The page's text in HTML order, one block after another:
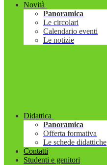
Novità
Panoramica
Le circolari
Calendario eventi
Le notizie
Didattica
Panoramica
Offerta formativa
Le schede didattiche
Contatti
Studenti e genitori